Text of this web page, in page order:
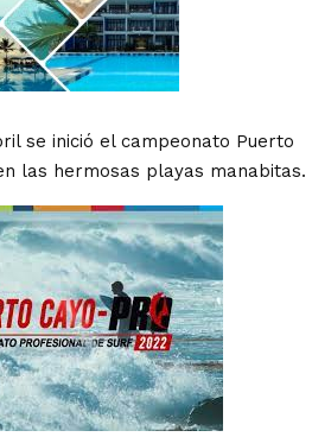
se inició el campeonato Puerto
las hermosas playas manabitas.